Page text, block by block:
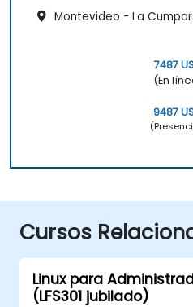
Montevideo - La
7487
(En
9487
Cursos
Linux para
(LFS301 jubilado)